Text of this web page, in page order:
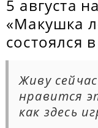
5 августа
«Макушка
состоялся
Живу
нравится
как здесь